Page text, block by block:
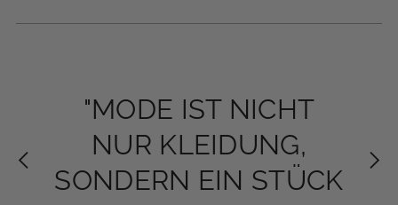
"DEIN STIL ERZÄHLT
DEINE GESCHICHTE-
JEDEN TAG NEU"
"MODE IST NICHT
NUR KLEIDUNG,
SONDERN EIN STÜCK
"DEIN STIL ERZÄHLT
DEINE GESCHICHTE-
JEDEN TAG NEU"
"MODE IST NICHT
NUR KLEIDUNG,
SONDERN EIN STÜCK